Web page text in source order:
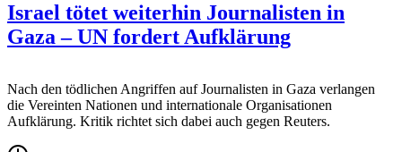
Israel tötet weiterhin Journalisten in
Gaza – UN fordert Aufklärung
Nach den tödlichen Angriffen auf Journalisten in Gaza verlangen
die Vereinten Nationen und internationale Organisationen
Aufklärung. Kritik richtet sich dabei auch gegen Reuters.